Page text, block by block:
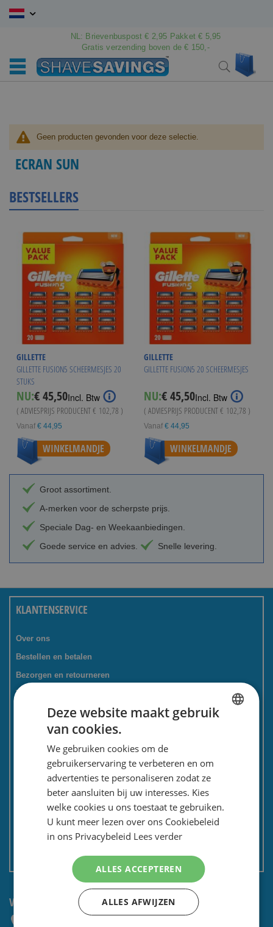
Ga
NL: Brievenbuspost € 2,95 Pakket € 5,95
Gratis verzending boven de € 150,-
Search
Geen producten gevonden voor deze selectie.
ECRAN SUN
BESTSELLERS
GILLETTE
GILLETTE FUSION5 SCHEERMESJES 20
STUKS
NU:€ 45,50Incl. Btw
( ADVIESPRIJS PRODUCENT€ 102,78 )
Vanaf € 44,95
WINKELMANDJE
GILLETTE
GILLETTE FUSION5 20 SCHEERMESJES
NU:€ 45,50Incl. Btw
( ADVIESPRIJS PRODUCENT€ 102,78 )
Vanaf € 44,95
WINKELMANDJE
Groot assortiment.
A-merken voor de scherpste prijs.
Speciale Dag- en Weekaanbiedingen.
Goede service en advies.
Snelle levering.
KLANTENSERVICE
Over ons
Bestellen en betalen
Bezorgen en retourneren
Tevredenheidsgarantie
Kadoservice
Bedrijven / zakelijk
Meest gestelde vragen
Contactformulier
Nieuwsbrief
Privacy en security
Algemene voorwaarden
Non EU: Belasting / douane
VRAGEN? NEEM CONTACT OP:
Deze website maakt gebruik
van cookies.
We gebruiken cookies om de
gebruikerservaring te verbeteren en om
advertenties te personaliseren zodat ze
beter aansluiten bij uw interesses. Kies
welke cookies u ons toestaat te gebruiken.
U kunt meer lezen over ons Cookiebeleid
in ons Privacybeleid Lees verder
ALLES ACCEPTEREN
ALLES AFWIJZEN